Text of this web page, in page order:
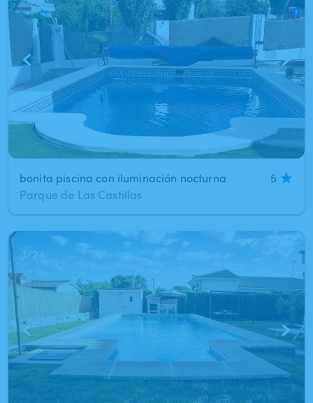
bonita piscina con iluminación nocturna
5
Parque de Las Castillas
1 /24